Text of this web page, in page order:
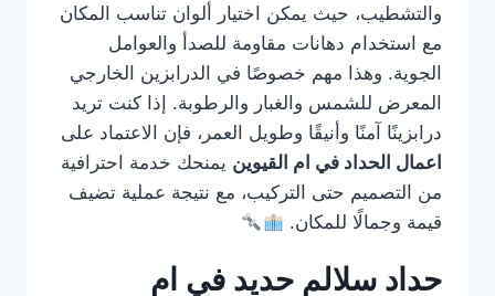
والتشطيب، حيث يمكن اختيار ألوان تناسب المكان
مع استخدام دهانات مقاومة للصدأ والعوامل
الجوية. وهذا مهم خصوصًا في الدرابزين الخارجي
المعرض للشمس والغبار والرطوبة. إذا كنت تريد
درابزينًا آمنًا وأنيقًا وطويل العمر، فإن الاعتماد على
اعمال الحداد في ام القيوين يمنحك خدمة احترافية
من التصميم حتى التركيب، مع نتيجة عملية تضيف
قيمة وجمالًا للمكان.
حداد سلالم حديد في ام